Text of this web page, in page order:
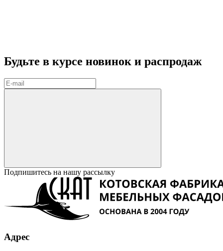
Будьте в курсе новинок и распродаж
Подпишитесь на нашу рассылку
Адрес